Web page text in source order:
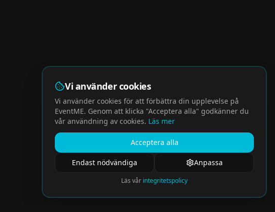
Vi använder cookies
Vi använder cookies för att förbättra din upplevelse på
EventME. Genom att klicka "Acceptera alla" godkänner du
vår användning av cookies. Läs mer
Acceptera alla
Endast nödvändiga Anpassa
Läs vår integritetspolicy